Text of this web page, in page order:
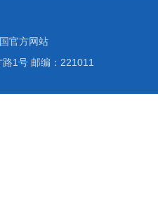
官方网站
1号 邮编：221011